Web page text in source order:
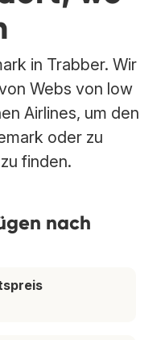
in Trabber. Wir
Webs von low
Airlines, um den
oder zu
finden.
nach